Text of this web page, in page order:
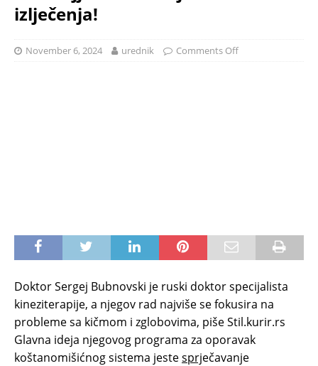
izlječenja!
November 6, 2024 urednik Comments Off
Doktor Sergej Bubnovski je ruski doktor specijalista
kineziterapije, a njegov rad najviše se fokusira na
probleme sa kičmom i zglobovima, piše Stil.kurir.rs
Glavna ideja njegovog programa za oporavak
koštanomišićnog sistema jestesprječavanje